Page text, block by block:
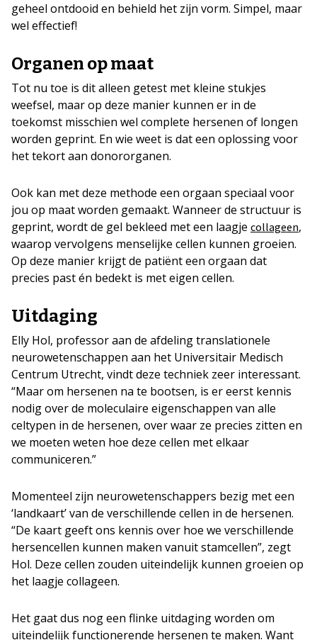
geheel ontdooid en behield het zijn vorm. Simpel, maar
wel effectief!
Organen op maat
Tot nu toe is dit alleen getest met kleine stukjes
weefsel, maar op deze manier kunnen er in de
toekomst misschien wel complete hersenen of longen
worden geprint. En wie weet is dat een oplossing voor
het tekort aan donororganen.
Ook kan met deze methode een orgaan speciaal voor
jou op maat worden gemaakt. Wanneer de structuur is
geprint, wordt de gel bekleed met een laagje collageen,
waarop vervolgens menselijke cellen kunnen groeien.
Op deze manier krijgt de patiënt een orgaan dat
precies past én bedekt is met eigen cellen.
Uitdaging
Elly Hol, professor aan de afdeling translationele
neurowetenschappen aan het Universitair Medisch
Centrum Utrecht, vindt deze techniek zeer interessant.
“Maar om hersenen na te bootsen, is er eerst kennis
nodig over de moleculaire eigenschappen van alle
celtypen in de hersenen, over waar ze precies zitten en
we moeten weten hoe deze cellen met elkaar
communiceren.”
Momenteel zijn neurowetenschappers bezig met een
‘landkaart’ van de verschillende cellen in de hersenen.
“De kaart geeft ons kennis over hoe we verschillende
hersencellen kunnen maken vanuit stamcellen”, zegt
Hol. Deze cellen zouden uiteindelijk kunnen groeien op
het laagje collageen.
Het gaat dus nog een flinke uitdaging worden om
uiteindelijk functionerende hersenen te maken. Want